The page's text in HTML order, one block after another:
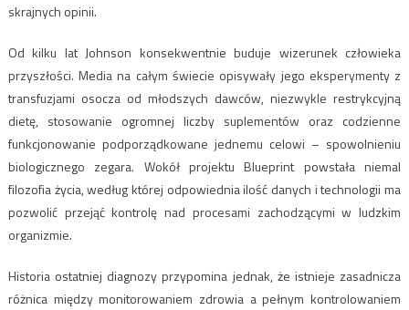
skrajnych opinii.
Od kilku lat Johnson konsekwentnie buduje wizerunek człowieka
przyszłości. Media na całym świecie opisywały jego eksperymenty z
transfuzjami osocza od młodszych dawców, niezwykle restrykcyjną
dietę, stosowanie ogromnej liczby suplementów oraz codzienne
funkcjonowanie podporządkowane jednemu celowi – spowolnieniu
biologicznego zegara. Wokół projektu Blueprint powstała niemal
filozofia życia, według której odpowiednia ilość danych i technologii ma
pozwolić przejąć kontrolę nad procesami zachodzącymi w ludzkim
organizmie.
Historia ostatniej diagnozy przypomina jednak, że istnieje zasadnicza
różnica między monitorowaniem zdrowia a pełnym kontrolowaniem